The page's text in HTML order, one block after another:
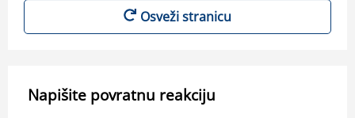
Osveži stranicu
Napišite povratnu reakciju